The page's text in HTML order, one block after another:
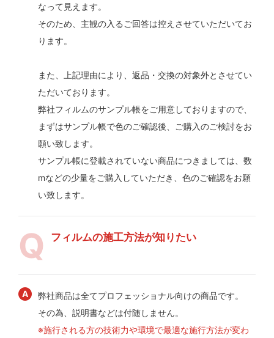
なって見えます。
そのため、主観の入るご回答は控えさせていただいてお
ります。
また、上記理由により、返品・交換の対象外とさせてい
ただいております。
弊社フィルムのサンプル帳をご用意しておりますので、
まずはサンプル帳で色のご確認後、ご購入のご検討をお
願い致します。
サンプル帳に登載されていない商品につきましては、数
mなどの少量をご購入していただき、色のご確認をお願
い致します。
フィルムの施工方法が知りたい
弊社商品は全てプロフェッショナル向けの商品です。
その為、説明書などは付随しません。
※施行される方の技術力や環境で最適な施行方法が変わ